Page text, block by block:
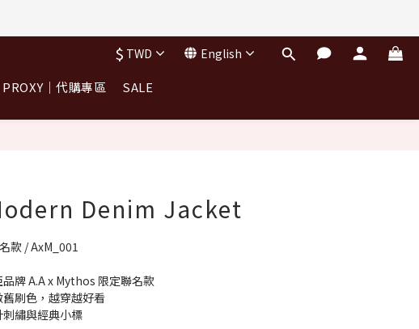
購物金
$ TWD English
PROXY｜代購專區 SALE
Denim Jacket
款 / AxM_001
牌 A.A x Mythos 限定聯名款
刷色，越穿越好看
繡與經典小標